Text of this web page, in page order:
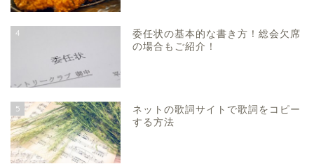
4
委任状の基本的な書き方！総会欠席
の場合もご紹介！
5
ネットの歌詞サイトで歌詞をコピー
する方法